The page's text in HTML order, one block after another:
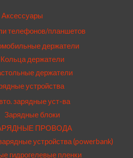
Аксессуары
телефонов/планшетов
держатели
Кольца держатели
держатели
устройства
зарядные уст-ва
Зарядные блоки
ПРОВОДА
устройства (powerbank)
гидрогелевые пленки